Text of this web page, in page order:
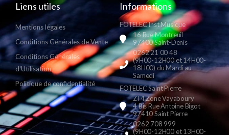
Liens utiles
Mentions légales
Conditions Générales de Vente
Conditions Générales
d'Utilisation
Politique de confidentialité
Informations
FOTELEC Inst Musique
16 Rue Montreuil
97400 Saint-Denis
0262 21 00 48
(9H00-12H00 et 14H00-
18H00) du Mardi au
Samedi
FOTELEC Saint Pierre
ZI 4 Zone Vayaboury
4 Bis Rue Antoine Bigot
97410 Saint Pierre
0262 708 999
(9H00-12H00 et 13H00-